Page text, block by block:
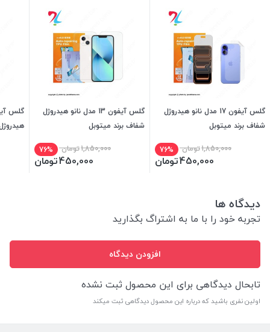
گلس آیفون 17 مدل نانو هیدروژل
شفاف برند میتوبل
1,850,000تومان 76%
450,000تومان
گلس آیفون 13 مدل نانو هیدروژل
شفاف برند میتوبل
1,850,000تومان 76%
450,000تومان
دیدگاه ها
تجربه خود را با ما به اشتراگ بگذارید
افزودن دیدگاه
تابحال دیدگاهی برای این محصول ثبت نشده
اولین نفری باشید که درباره این محصول دیدگاهی ثبت میکند